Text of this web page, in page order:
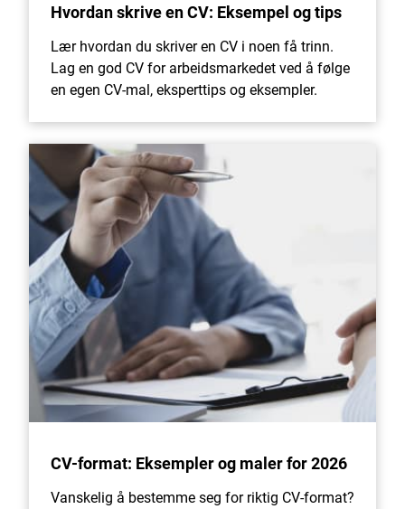
Hvordan skrive en CV: Eksempel og tips
Lær hvordan du skriver en CV i noen få trinn.
Lag en god CV for arbeidsmarkedet ved å følge
en egen CV-mal, eksperttips og eksempler.
CV-format: Eksempler og maler for 2026
Vanskelig å bestemme seg for riktig CV-format?